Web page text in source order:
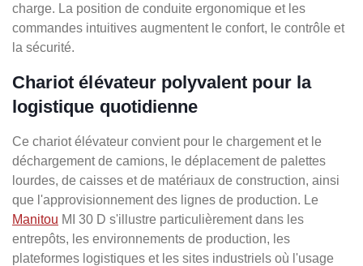
charge. La position de conduite ergonomique et les
commandes intuitives augmentent le confort, le contrôle et
la sécurité.
Chariot élévateur polyvalent pour la
logistique quotidienne
Ce chariot élévateur convient pour le chargement et le
déchargement de camions, le déplacement de palettes
lourdes, de caisses et de matériaux de construction, ainsi
que l'approvisionnement des lignes de production. Le
Manitou MI 30 D s'illustre particulièrement dans les
entrepôts, les environnements de production, les
plateformes logistiques et les sites industriels où l'usage